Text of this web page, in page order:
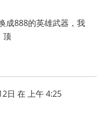
成888的英雄武器，我
顶
日 在 上午 4:25